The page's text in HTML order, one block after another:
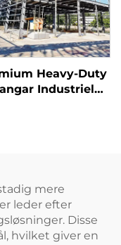
Heavy-Duty
Industriel
mere
leder efter
Disse
hvilket giver en